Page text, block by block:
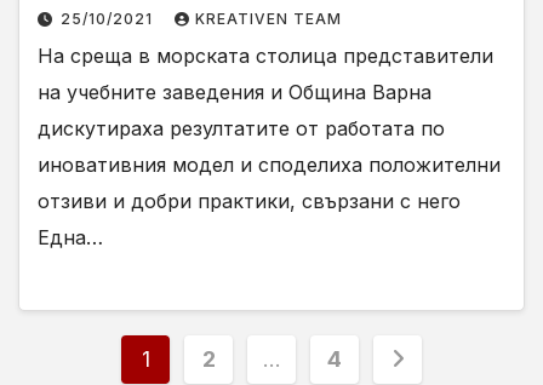
25/10/2021 KREATIVEN TEAM
На среща в морската столица представители
на учебните заведения и Община Варна
дискутираха резултатите от работата по
иновативния модел и споделиха положителни
отзиви и добри практики, свързани с него
Една…
Разделяне
1 2 … 4